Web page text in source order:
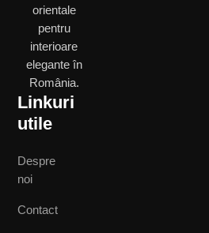
orientale
pentru
interioare
elegante în
România.
Linkuri
utile
Despre
noi
Contact